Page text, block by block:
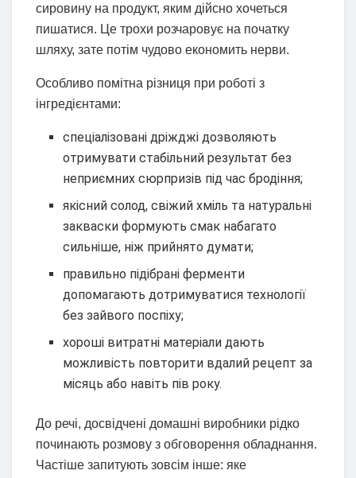
сировину на продукт, яким дійсно хочеться
пишатися. Це трохи розчаровує на початку
шляху, зате потім чудово економить нерви.
Особливо помітна різниця при роботі з
інгредієнтами:
спеціалізовані дріжджі дозволяють
отримувати стабільний результат без
неприємних сюрпризів під час бродіння;
якісний солод, свіжий хміль та натуральні
закваски формують смак набагато
сильніше, ніж прийнято думати;
правильно підібрані ферменти
допомагають дотримуватися технології
без зайвого поспіху;
хороші витратні матеріали дають
можливість повторити вдалий рецепт за
місяць або навіть пів року.
До речі, досвідчені домашні виробники рідко
починають розмову з обговорення обладнання.
Частіше запитують зовсім інше: яке